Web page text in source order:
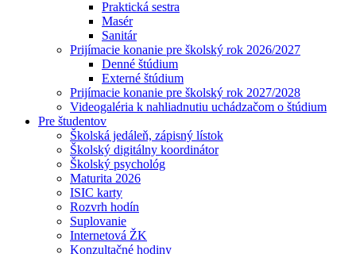
Praktická sestra
Masér
Sanitár
Prijímacie konanie pre školský rok 2026/2027
Denné štúdium
Externé štúdium
Prijímacie konanie pre školský rok 2027/2028
Videogaléria k nahliadnutiu uchádzačom o štúdium
Pre študentov
Školská jedáleň, zápisný lístok
Školský digitálny koordinátor
Školský psychológ
Maturita 2026
ISIC karty
Rozvrh hodín
Suplovanie
Internetová ŽK
Konzultačné hodiny